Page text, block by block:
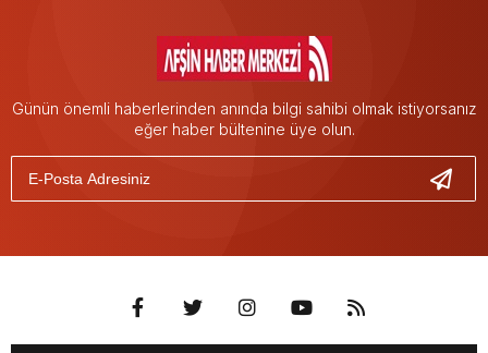
Günün önemli haberlerinden anında bilgi sahibi olmak istiyorsanız
eğer haber bültenine üye olun.